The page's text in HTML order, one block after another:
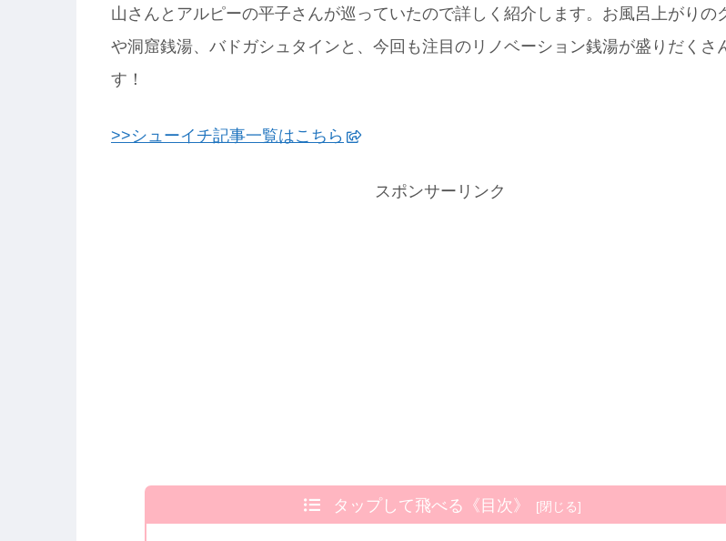
山さんとアルピーの平子さんが巡っていたので詳しく紹介します。お風呂上がりの
や洞窟銭湯、バドガシュタインと、今回も注目のリノベーション銭湯が盛りだくさ
す！
>>シューイチ記事一覧はこちら
スポンサーリンク
タップして飛べる《目次》